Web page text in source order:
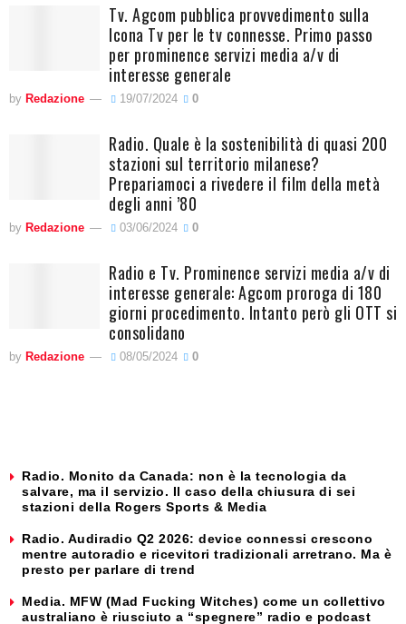
Tv. Agcom pubblica provvedimento sulla
Icona Tv per le tv connesse. Primo passo
per prominence servizi media a/v di
interesse generale
by Redazione 19/07/2024 0
Radio. Quale è la sostenibilità di quasi 200
stazioni sul territorio milanese?
Prepariamoci a rivedere il film della metà
degli anni ’80
by Redazione 03/06/2024 0
Radio e Tv. Prominence servizi media a/v di
interesse generale: Agcom proroga di 180
giorni procedimento. Intanto però gli OTT si
consolidano
by Redazione 08/05/2024 0
Radio. Monito da Canada: non è la tecnologia da
salvare, ma il servizio. Il caso della chiusura di sei
stazioni della Rogers Sports & Media
Radio. Audiradio Q2 2026: device connessi crescono
mentre autoradio e ricevitori tradizionali arretrano. Ma è
presto per parlare di trend
Media. MFW (Mad Fucking Witches) come un collettivo
australiano è riusciuto a “spegnere” radio e podcast